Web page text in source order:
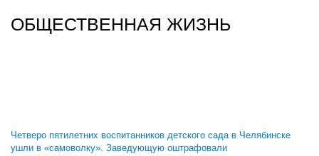
ОБЩЕСТВЕННАЯ ЖИЗНЬ
Четверо пятилетних воспитанников детского сада в Челябинске
ушли в «самоволку». Заведующую оштрафовали